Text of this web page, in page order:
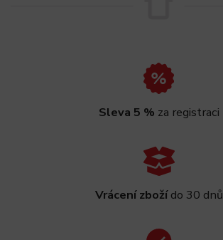
Sleva 5 % za registraci
Vrácení zbožído 30 dnů